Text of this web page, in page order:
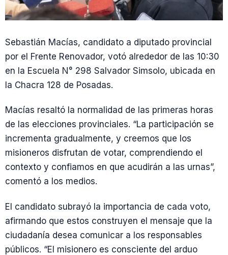
Sebastián Macías, candidato a diputado provincial
por el Frente Renovador, votó alrededor de las 10:30
en la Escuela N° 298 Salvador Simsolo, ubicada en
la Chacra 128 de Posadas.
Macías resaltó la normalidad de las primeras horas
de las elecciones provinciales. “La participación se
incrementa gradualmente, y creemos que los
misioneros disfrutan de votar, comprendiendo el
contexto y confiamos en que acudirán a las urnas”,
comentó a los medios.
El candidato subrayó la importancia de cada voto,
afirmando que estos construyen el mensaje que la
ciudadanía desea comunicar a los responsables
públicos. “El misionero es consciente del arduo